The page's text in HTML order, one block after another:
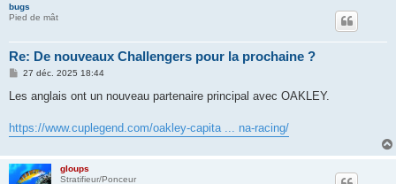
bugs
Pied de mât
Re: De nouveaux Challengers pour la prochaine ?
M
s
g
e
27 déc. 2025 18:44
Les anglais ont un nouveau partenaire principal avec OAKLEY.
https://www.cuplegend.com/oakley-capita ... na-racing/
gloups
Stratifieur/Ponceur